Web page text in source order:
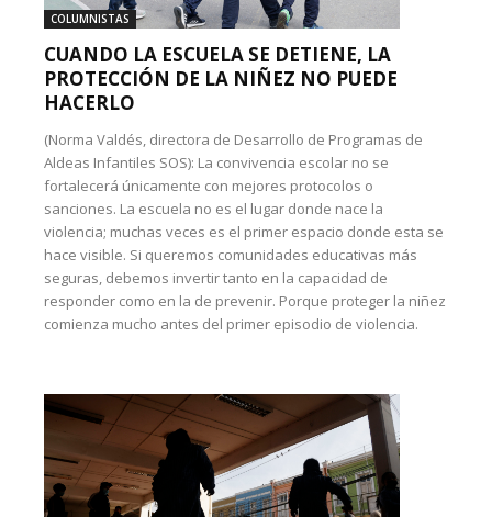
COLUMNISTAS
CUANDO LA ESCUELA SE DETIENE, LA
PROTECCIÓN DE LA NIÑEZ NO PUEDE
HACERLO
(Norma Valdés, directora de Desarrollo de Programas de
Aldeas Infantiles SOS): La convivencia escolar no se
fortalecerá únicamente con mejores protocolos o
sanciones. La escuela no es el lugar donde nace la
violencia; muchas veces es el primer espacio donde esta se
hace visible. Si queremos comunidades educativas más
seguras, debemos invertir tanto en la capacidad de
responder como en la de prevenir. Porque proteger la niñez
comienza mucho antes del primer episodio de violencia.